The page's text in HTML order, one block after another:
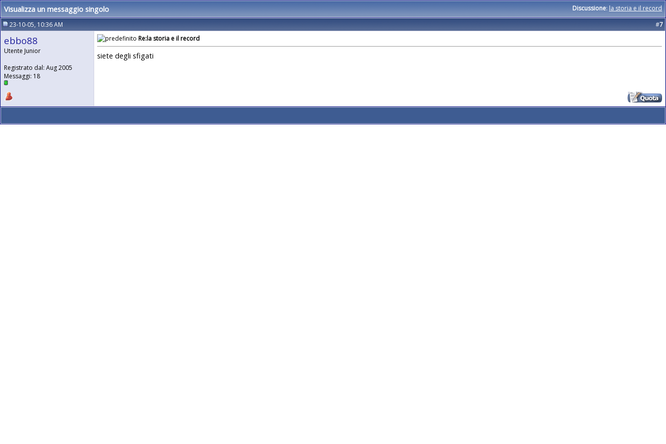
Discussione: la storia e il record
Visualizza un messaggio singolo
23-10-05, 10:36 AM #7
ebbo88
Utente Junior
Registrato dal: Aug 2005
Messaggi: 18
Re:la storia e il record
siete degli sfigati